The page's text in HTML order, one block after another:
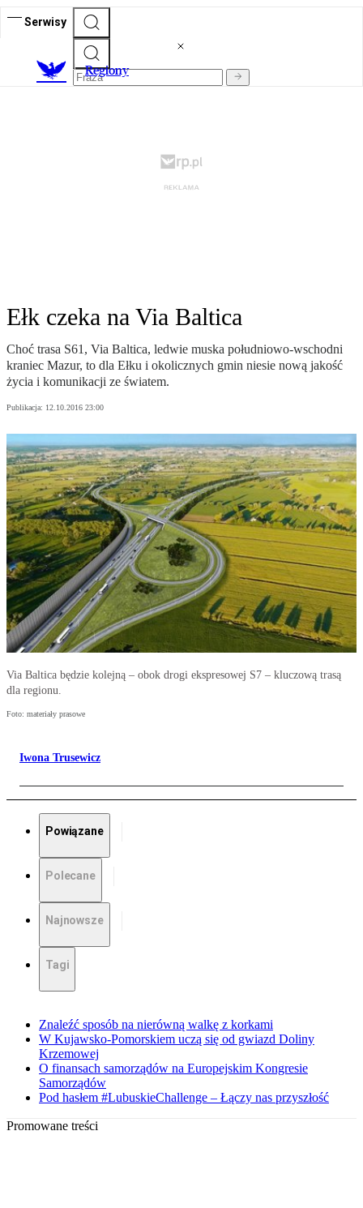
Serwisy
Regiony
Ełk czeka na Via Baltica
Choć trasa S61, Via Baltica, ledwie muska południowo-wschodni
kraniec Mazur, to dla Ełku i okolicznych gmin niesie nową jakość
życia i komunikacji ze światem.
Publikacja: 12.10.2016 23:00
Via Baltica będzie kolejną – obok drogi ekspresowej S7 – kluczową trasą
dla regionu.
Foto: materiały prasowe
Iwona Trusewicz
Powiązane
Polecane
Najnowsze
Tagi
Znaleźć sposób na nierówną walkę z korkami
W Kujawsko-Pomorskiem uczą się od gwiazd Doliny
Krzemowej
O finansach samorządów na Europejskim Kongresie
Samorządów
Pod hasłem #LubuskieChallenge – Łączy nas przyszłość
Promowane treści